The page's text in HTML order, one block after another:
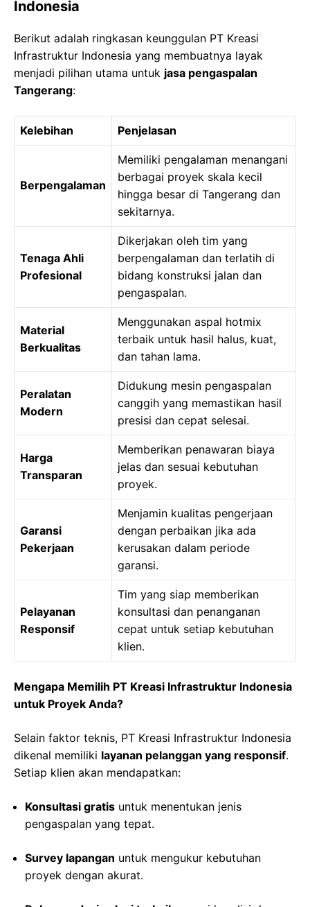
Indonesia
Berikut adalah ringkasan keunggulan PT Kreasi
Infrastruktur Indonesia yang membuatnya layak
menjadi pilihan utama untuk jasa pengaspalan
Tangerang:
Kelebihan Penjelasan
Berpengalaman
Memiliki pengalaman menangani
berbagai proyek skala kecil
hingga besar di Tangerang dan
sekitarnya.
Tenaga Ahli
Profesional
Dikerjakan oleh tim yang
berpengalaman dan terlatih di
bidang konstruksi jalan dan
pengaspalan.
Material
Berkualitas
Menggunakan aspal hotmix
terbaik untuk hasil halus, kuat,
dan tahan lama.
Peralatan
Modern
Didukung mesin pengaspalan
canggih yang memastikan hasil
presisi dan cepat selesai.
Harga
Transparan
Memberikan penawaran biaya
jelas dan sesuai kebutuhan
proyek.
Garansi
Pekerjaan
Menjamin kualitas pengerjaan
dengan perbaikan jika ada
kerusakan dalam periode
garansi.
Pelayanan
Responsif
Tim yang siap memberikan
konsultasi dan penanganan
cepat untuk setiap kebutuhan
klien.
Mengapa Memilih PT Kreasi Infrastruktur Indonesia
untuk Proyek Anda?
Selain faktor teknis, PT Kreasi Infrastruktur Indonesia
dikenal memiliki layanan pelanggan yang responsif.
Setiap klien akan mendapatkan:
Konsultasi gratis untuk menentukan jenis
pengaspalan yang tepat.
Survey lapangan untuk mengukur kebutuhan
proyek dengan akurat.